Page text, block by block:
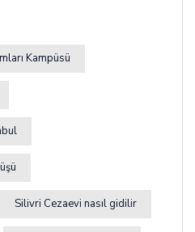
Kampüsü
Silivri Cezaevi nasıl gidilir